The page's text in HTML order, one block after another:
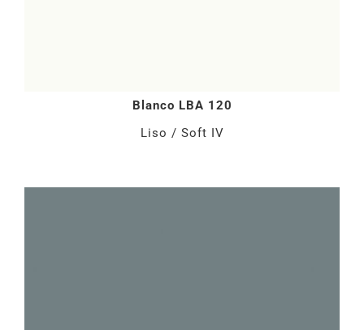
Blanco LBA 120
Liso / Soft IV